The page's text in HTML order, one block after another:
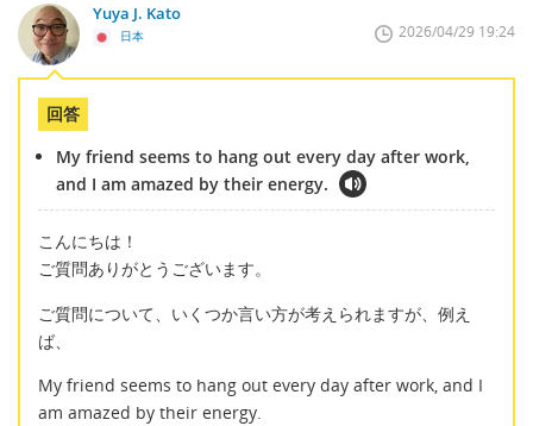
Yuya J. Kato
日本 2026/04/29 19:24
回答
My friend seems to hang out every day after work,
and I am amazed by their energy.
こんにちは！
ご質問ありがとうございます。
ご質問について、いくつか言い方が考えられますが、例え
ば、
My friend seems to hang out every day after work, and I
am amazed by their energy.